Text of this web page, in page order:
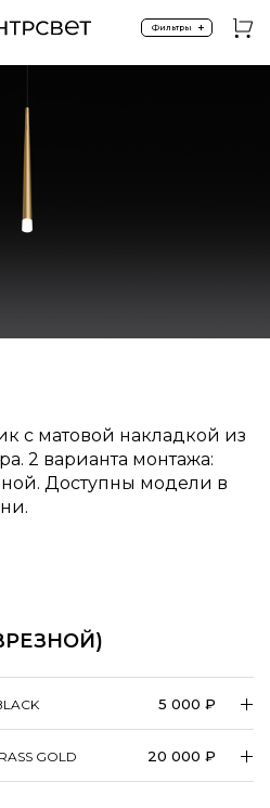
Фильтры +
с матовой накладкой из
2 варианта монтажа:
Доступны модели в
5 000 ₽
GOLD 20 000 ₽